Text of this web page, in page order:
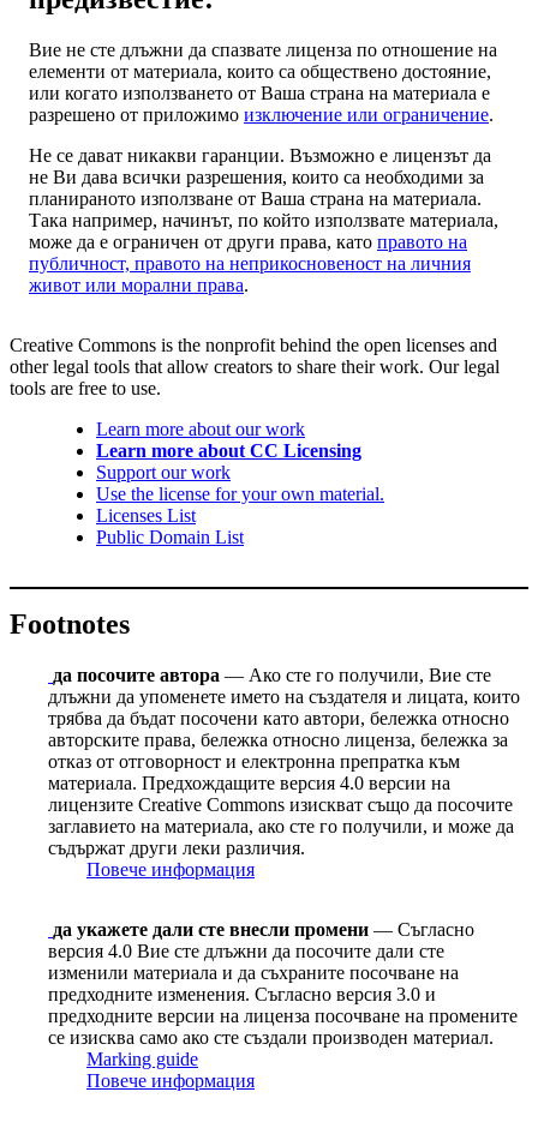
Вие не сте длъжни да спазвате лиценза по отношение на
елементи от материала, които са обществено достояние,
или когато използването от Ваша страна на материала е
разрешено от приложимо изключение или ограничение.
Не се дават никакви гаранции. Възможно е лицензът да
не Ви дава всички разрешения, които са необходими за
планираното използване от Ваша страна на материала.
Така например, начинът, по който използвате материала,
може да е ограничен от други права, като правото на
публичност, правото на неприкосновеност на личния
живот или морални права.
Creative Commons is the nonprofit behind the open licenses and
other legal tools that allow creators to share their work. Our legal
tools are free to use.
Learn more about our work
Learn more about CC Licensing
Support our work
Use the license for your own material.
Licenses List
Public Domain List
Footnotes
да посочите автора — Ако сте го получили, Вие сте
длъжни да упоменете името на създателя и лицата, които
трябва да бъдат посочени като автори, бележка относно
авторските права, бележка относно лиценза, бележка за
отказ от отговорност и електронна препратка към
материала. Предхождащите версия 4.0 версии на
лицензите Сreative Сommons изискват също да посочите
заглавието на материала, ако сте го получили, и може да
съдържат други леки различия.
Повече информация
да укажете дали сте внесли промени — Съгласно
версия 4.0 Вие сте длъжни да посочите дали сте
изменили материала и да съхраните посочване на
предходните изменения. Съгласно версия 3.0 и
предходните версии на лиценза посочване на промените
се изисква само ако сте създали производен материал.
Marking guide
Повече информация